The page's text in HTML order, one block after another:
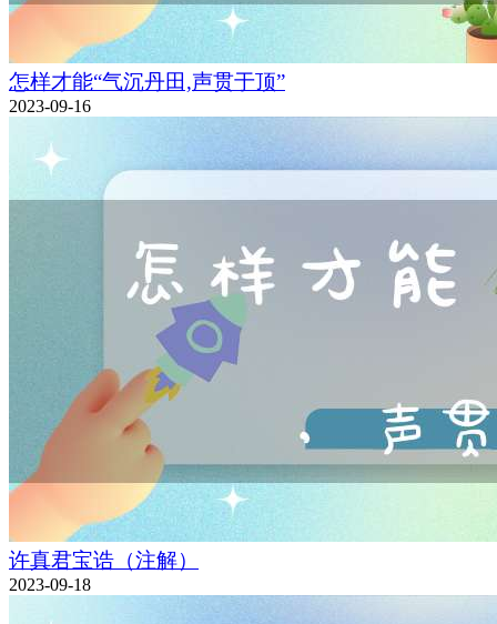
怎样才能“气沉丹田,声贯于顶”
2023-09-16
许真君宝诰（注解）
2023-09-18